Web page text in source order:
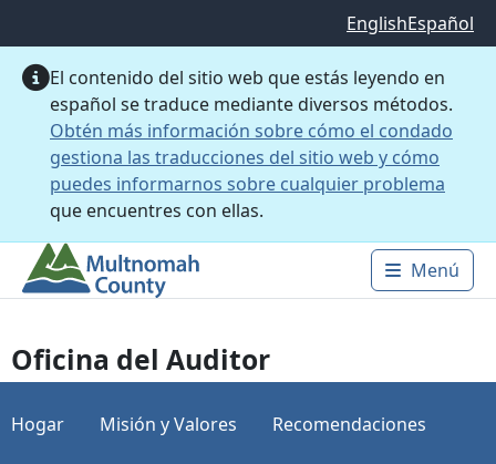
EnglishEspañol
El contenido del sitio web que estás leyendo en
español se traduce mediante diversos métodos.
Obtén más información sobre cómo el condado
gestiona las traducciones del sitio web y cómo
puedes informarnos sobre cualquier problema
que encuentres con ellas.
Main
Menú
Oficina del Auditor
Hogar Misión y Valores Recomendaciones